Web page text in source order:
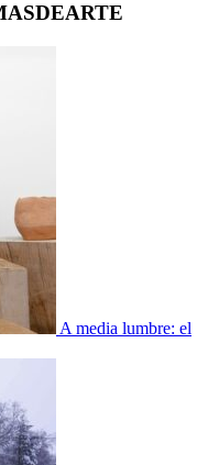
A media lumbre: el